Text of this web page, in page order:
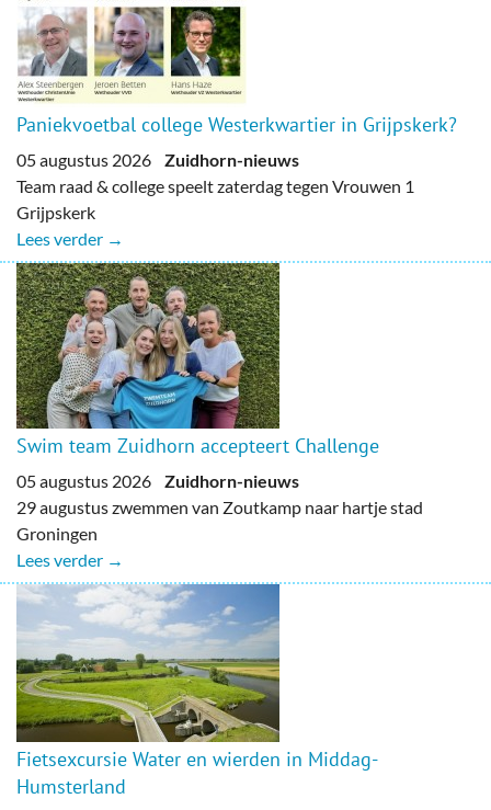
Paniekvoetbal college Westerkwartier in Grijpskerk?
05 augustus 2026 Zuidhorn-nieuws
Team raad & college speelt zaterdag tegen Vrouwen 1
Grijpskerk
Lees verder →
Swim team Zuidhorn accepteert Challenge
05 augustus 2026 Zuidhorn-nieuws
29 augustus zwemmen van Zoutkamp naar hartje stad
Groningen
Lees verder →
Fietsexcursie Water en wierden in Middag-
Humsterland